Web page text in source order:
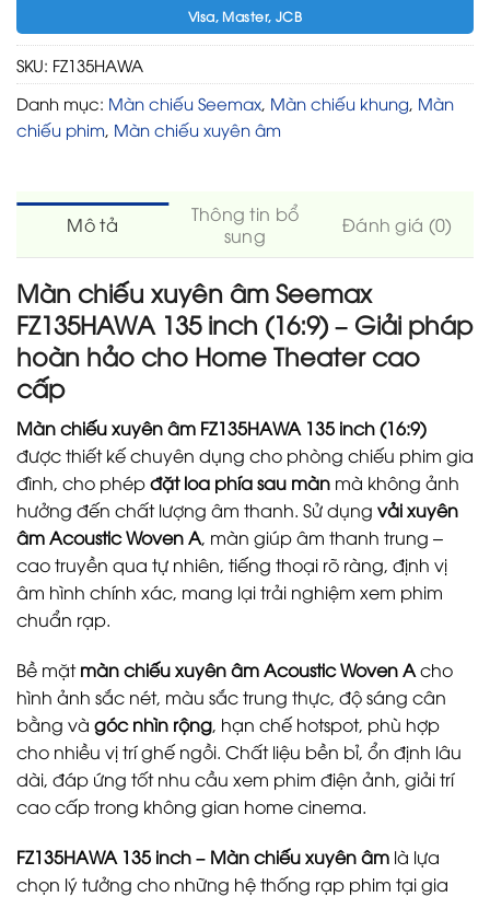
Visa, Master, JCB
SKU: FZ135HAWA
Danh mục: Màn chiếu Seemax Màn chiếu khung Màn
chiếu phim Màn chiếu xuyên âm
Mô tả
Thông tin bổ
sung
Đánh giá (0)
Màn chiếu xuyên âm Seemax
FZ135HAWA 135 inch (16:9) – Giải pháp
hoàn hảo cho Home Theater cao
cấp
Màn chiếu xuyên âm FZ135HAWA 135 inch (16:9)
được thiết kế chuyên dụng cho phòng chiếu phim gia
đình, cho phépđặt loa phía sau màn mà không ảnh
hưởng đến chất lượng âm thanh. Sử dụng vải xuyên
âm Acoustic Woven A, màn giúp âm thanh trung –
cao truyền qua tự nhiên, tiếng thoại rõ ràng, định vị
âm hình chính xác, mang lại trải nghiệm xem phim
chuẩn rạp.
Bề mặtmàn chiếu xuyên âm Acoustic Woven Acho
hình ảnh sắc nét, màu sắc trung thực, độ sáng cân
bằng và góc nhìn rộng, hạn chế hotspot, phù hợp
cho nhiều vị trí ghế ngồi. Chất liệu bền bỉ, ổn định lâu
dài, đáp ứng tốt nhu cầu xem phim điện ảnh, giải trí
cao cấp trong không gian home cinema.
FZ135HAWA 135 inch – Màn chiếu xuyên âm là lựa
chọn lý tưởng cho những hệ thống rạp phim tại gia